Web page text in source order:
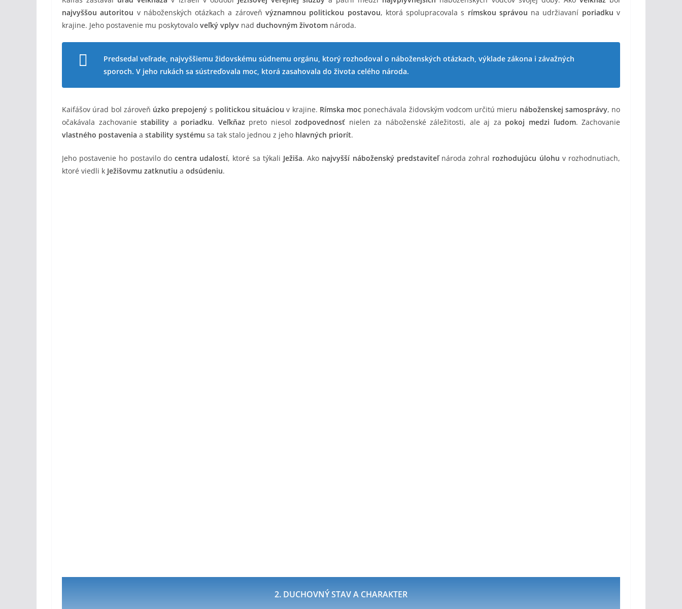
najvyššou autoritou v náboženských otázkach a zároveň významnou politickou postavou, ktorá spolupracovala s rímskou správou na udržiavaní poriadku v
krajine. Jeho postavenie mu poskytovalo veľký vplyv nad duchovným životom národa.
Predsedal veľrade, najvyššiemu židovskému súdnemu orgánu, ktorý rozhodoval o náboženských otázkach, výklade zákona i závažných
sporoch. V jeho rukách sa sústreďovala moc, ktorá zasahovala do života celého národa.
Kaifášov úrad bol zároveň úzko prepojený s politickou situáciou v krajine. Rímska moc ponechávala židovským vodcom určitú mieru náboženskej samosprávy, no
očakávala zachovaniestability a poriadku. Veľkňazpreto niesolzodpovednosť nielen za náboženské záležitosti, ale aj za pokoj medzi ľudom. Zachovanie
vlastného postavenia a stability systému sa tak stalo jednou z jeho hlavných priorít.
Jeho postavenie ho postavilo do centra udalostí, ktoré sa týkali Ježiša. Ako najvyšší náboženský predstaviteľnároda zohral rozhodujúcu úlohu v rozhodnutiach,
ktoré viedli k Ježišovmu zatknutiu a odsúdeniu.
2. DUCHOVNÝ STAV A CHARAKTER